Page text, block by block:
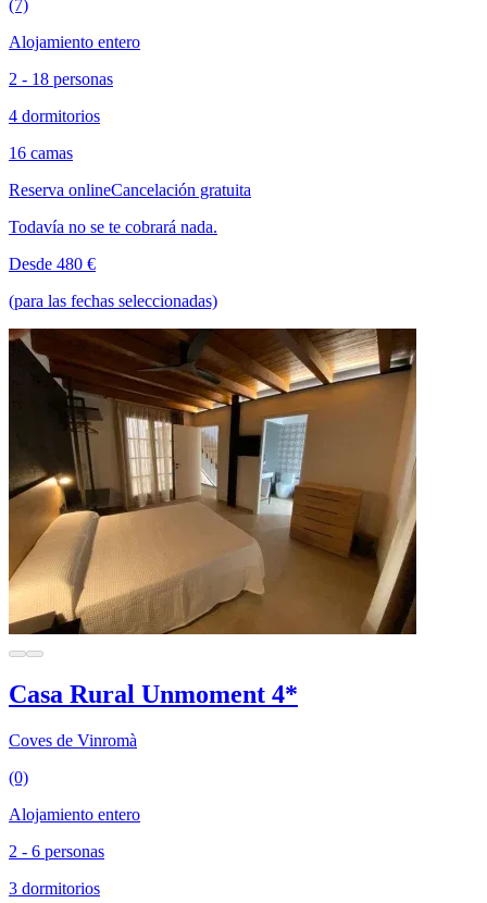
(7)
Alojamiento entero
2 - 18 personas
4 dormitorios
16 camas
Reserva onlineCancelación gratuita
Todavía no se te cobrará nada.
Desde 480 €
(para las fechas seleccionadas)
Casa Rural Unmoment 4*
Coves de Vinromà
(0)
Alojamiento entero
2 - 6 personas
3 dormitorios